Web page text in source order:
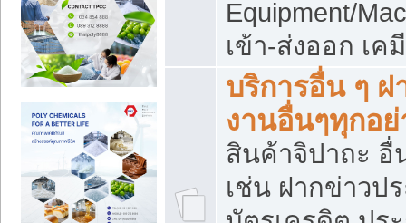
Equipment/
เข้า-ส่งออก เ
บริการอื่น ๆ
งานอื่นๆทุกอ
สินค้าจิปาถะ อื่
เช่น ฝากข่าวป